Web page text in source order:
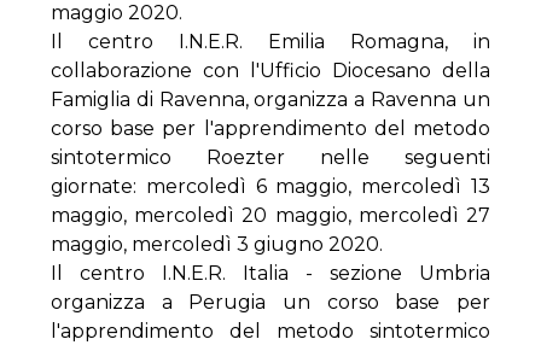
maggio 2020.
Il centro I.N.E.R. Emilia Romagna, in
collaborazione con l'Ufficio Diocesano della
Famiglia di Ravenna, organizza a Ravenna un
corso base per l'apprendimento del metodo
sintotermico Roezter nelle seguenti
giornate: mercoledì 6 maggio, mercoledì 13
maggio, mercoledì 20 maggio, mercoledì 27
maggio, mercoledì 3 giugno 2020.
Il centro I.N.E.R. Italia - sezione Umbria
organizza a Perugia un corso base per
l'apprendimento del metodo sintotermico